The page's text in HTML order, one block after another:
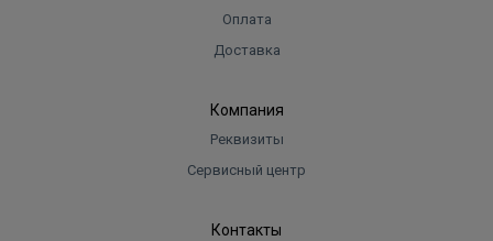
Оплата
Доставка
Компания
Реквизиты
Сервисный центр
Контакты